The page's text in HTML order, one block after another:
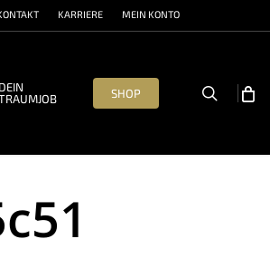
KARRIERE MEIN KONTO
DEIN
SHOP search